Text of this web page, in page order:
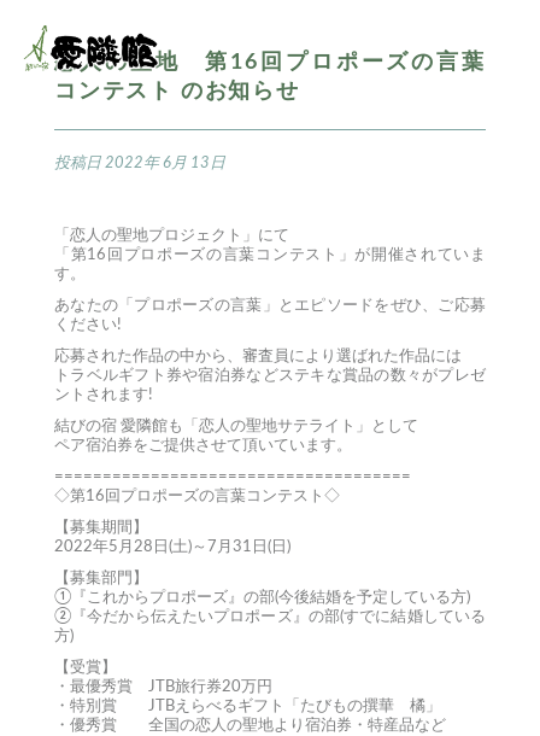
恋人の聖地 第16回プロポーズの言葉
コンテスト のお知らせ
投稿日 2022年 6月 13日
「恋人の聖地プロジェクト」にて
「第16回プロポーズの言葉コンテスト」が開催されていま
す。
あなたの「プロポーズの言葉」とエピソードをぜひ、ご応募
ください!
応募された作品の中から、審査員により選ばれた作品には
トラベルギフト券や宿泊券などステキな賞品の数々がプレゼ
ントされます!
結びの宿 愛隣館も「恋人の聖地サテライト」として
ペア宿泊券をご提供させて頂いています。
=====================================
◇第16回プロポーズの言葉コンテスト◇
【募集期間】
2022年5月28日(土)～7月31日(日)
【募集部門】
①『これからプロポーズ』の部(今後結婚を予定している方)
②『今だから伝えたいプロポーズ』の部(すでに結婚している
方)
【受賞】
・最優秀賞 JTB旅行券20万円
・特別賞 JTBえらべるギフト「たびもの撰華 橘」
・優秀賞 全国の恋人の聖地より宿泊券・特産品など